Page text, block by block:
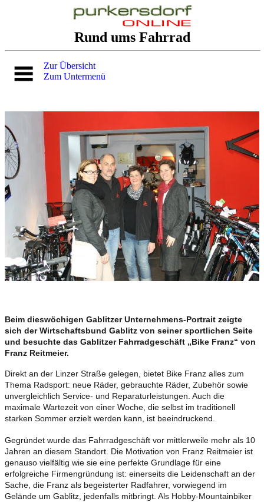
Rund ums Fahrrad
Zur Übersicht
Zum Untermenü
Beim dieswöchigen Gablitzer Unternehmens-Portrait zeigte
sich der Wirtschaftsbund Gablitz von seiner sportlichen Seite
und besuchte das Gablitzer Fahrradgeschäft „Bike Franz“ von
Franz Reitmeier.
Direkt an der Linzer Straße gelegen, bietet Bike Franz alles zum
Thema Radsport: neue Räder, gebrauchte Räder, Zubehör sowie
unvergleichlich Service- und Reparaturleistungen. Auch die
maximale Wartezeit von einer Woche, die selbst im traditionell
starken Sommer erzielt werden kann, ist beeindruckend.
Gegründet wurde das Fahrradgeschäft vor mittlerweile mehr als 10
Jahren an diesem Standort. Die Motivation von Franz Reitmeier ist
genauso vielfältig wie sie eine perfekte Grundlage für eine
erfolgreiche Firmengründung ist: einerseits die Leidenschaft an der
Sache, die Franz als begeisterter Radfahrer, vorwiegend im
Gelände um Gablitz, jedenfalls mitbringt. Als Hobby-Mountainbiker